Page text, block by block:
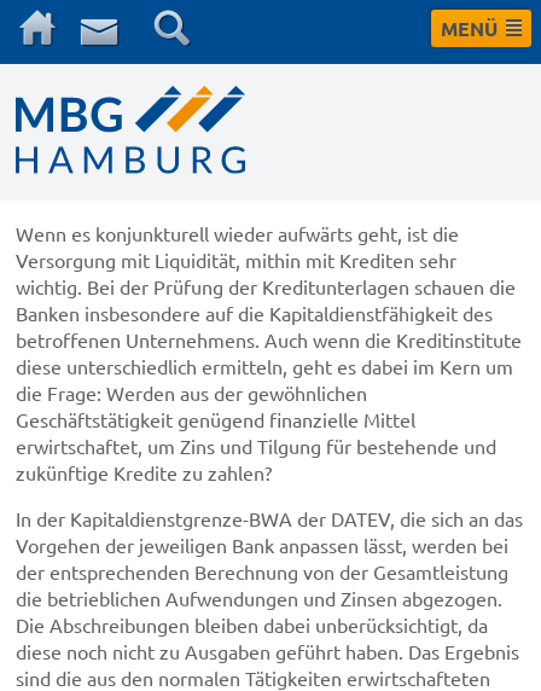
MENÜ
Wenn es konjunkturell wieder aufwärts geht, ist die
Versorgung mit Liquidität, mithin mit Krediten sehr
wichtig. Bei der Prüfung der Kreditunterlagen schauen die
Banken insbesondere auf die Kapitaldienstfähigkeit des
betroffenen Unternehmens. Auch wenn die Kreditinstitute
diese unterschiedlich ermitteln, geht es dabei im Kern um
die Frage: Werden aus der gewöhnlichen
Geschäftstätigkeit genügend finanzielle Mittel
erwirtschaftet, um Zins und Tilgung für bestehende und
zukünftige Kredite zu zahlen?
In der Kapitaldienstgrenze-BWA der DATEV, die sich an das
Vorgehen der jeweiligen Bank anpassen lässt, werden bei
der entsprechenden Berechnung von der Gesamtleistung
die betrieblichen Aufwendungen und Zinsen abgezogen.
Die Abschreibungen bleiben dabei unberücksichtigt, da
diese noch nicht zu Ausgaben geführt haben. Das Ergebnis
sind die aus den normalen Tätigkeiten erwirtschafteten